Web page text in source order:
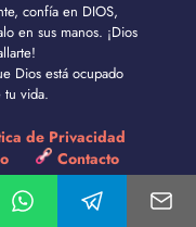
confía en DIOS,
en sus manos. ¡Dios
Dios está ocupado
vida.
de Privacidad
Contacto